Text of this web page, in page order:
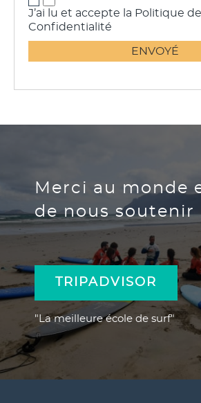
vos commentaires dans les posts du site
réseaux sociaux et d'envoyer des
commerciales. Vous avez le droit de
consentement à tout moment, ainsi que
de rectification, d'effacement, de
décisions automatisées, ainsi que
J’ai lu et accepte la Politique de
Confidentialité
Merci au monde
de nous soutenir
TRIPADVISOR
"La meilleure école de surf"